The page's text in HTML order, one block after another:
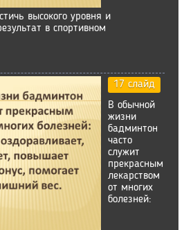
высокого уровня и
в спортивном
17 слайд
В обычной
жизни
бадминтон
часто
служит
прекрасным
лекарством
от многих
болезней: